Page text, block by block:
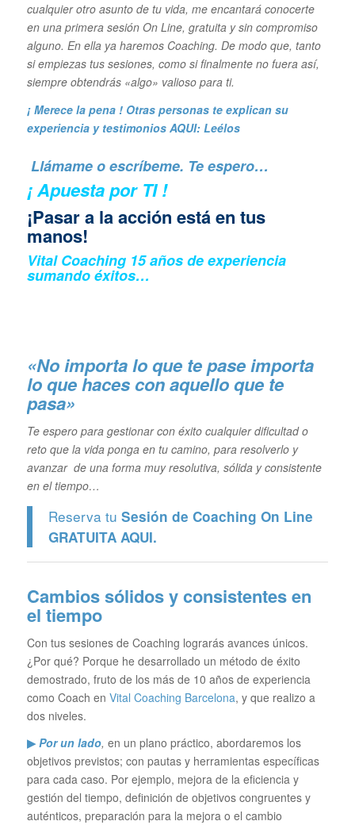
cualquier otro asunto de tu vida, me encantará conocerte
en una primera sesión On Line, gratuita y sin compromiso
alguno. En ella ya haremos Coaching. De modo que, tanto
si empiezas tus sesiones, como si finalmente no fuera así,
siempre obtendrás «algo» valioso para ti.
¡ Merece la pena ! Otras personas te explican su
experiencia y testimonios AQUI: Leélos
Llámame o escríbeme. Te espero…
¡ Apuesta por TI !
¡Pasar a la acción está en tus
manos!
Vital Coaching 15 años de experiencia
sumando éxitos…
«No importa lo que te pase importa
lo que haces con aquello que te
pasa»
Te espero para gestionar con éxito cualquier dificultad o
reto que la vida ponga en tu camino, para resolverlo y
avanzar de una forma muy resolutiva, sólida y consistente
en el tiempo…
Reserva tu Sesión de Coaching On Line
GRATUITA AQUI.
Cambios sólidos y consistentes en
el tiempo
Con tus sesiones de Coaching lograrás avances únicos.
¿Por qué? Porque he desarrollado un método de éxito
demostrado, fruto de los más de 10 años de experiencia
como Coach en Vital Coaching Barcelona, y que realizo a
dos niveles.
▶Por un lado, en un plano práctico, abordaremos los
objetivos previstos; con pautas y herramientas específicas
para cada caso. Por ejemplo, mejora de la eficiencia y
gestión del tiempo, definición de objetivos congruentes y
auténticos, preparación para la mejora o el cambio